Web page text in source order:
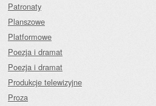
Patronaty
Planszowe
Platformowe
Poezja i dramat
Poezja i dramat
Produkcje telewizyjne
Proza